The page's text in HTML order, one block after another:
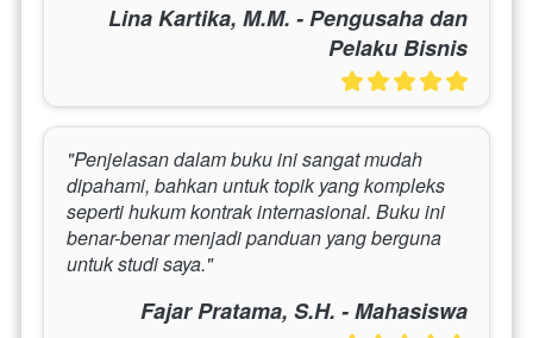
Lina Kartika, M.M. - Pengusaha dan
Pelaku Bisnis
"Penjelasan dalam buku ini sangat mudah
dipahami, bahkan untuk topik yang kompleks
seperti hukum kontrak internasional. Buku ini
benar-benar menjadi panduan yang berguna
untuk studi saya."
Fajar Pratama, S.H. - Mahasiswa